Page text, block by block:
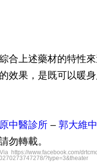
合上述藥材的特性來
效果，是既可以暖
中醫診所 – 郭大維
勿轉載。
https://www.facebook.com/
?type=3&theater